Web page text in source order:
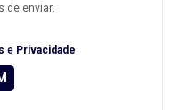
de enviar.
e Privacidade